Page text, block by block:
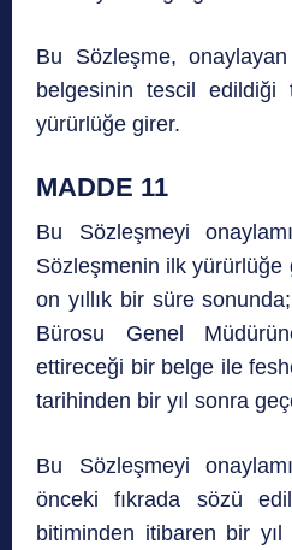
Bu Sözleşme,
belgesinin tescil
yürürlüğe girer.
MADDE 11
Bu Sözleşmeyi
Sözleşmenin ilk yürürlüğe
on yıllık bir süre
Bürosu Genel
ettireceği bir belge ile
tarihinden bir yıl sonra
Bu Sözleşmeyi
önceki fıkrada sözü
bitiminden itibaren bir